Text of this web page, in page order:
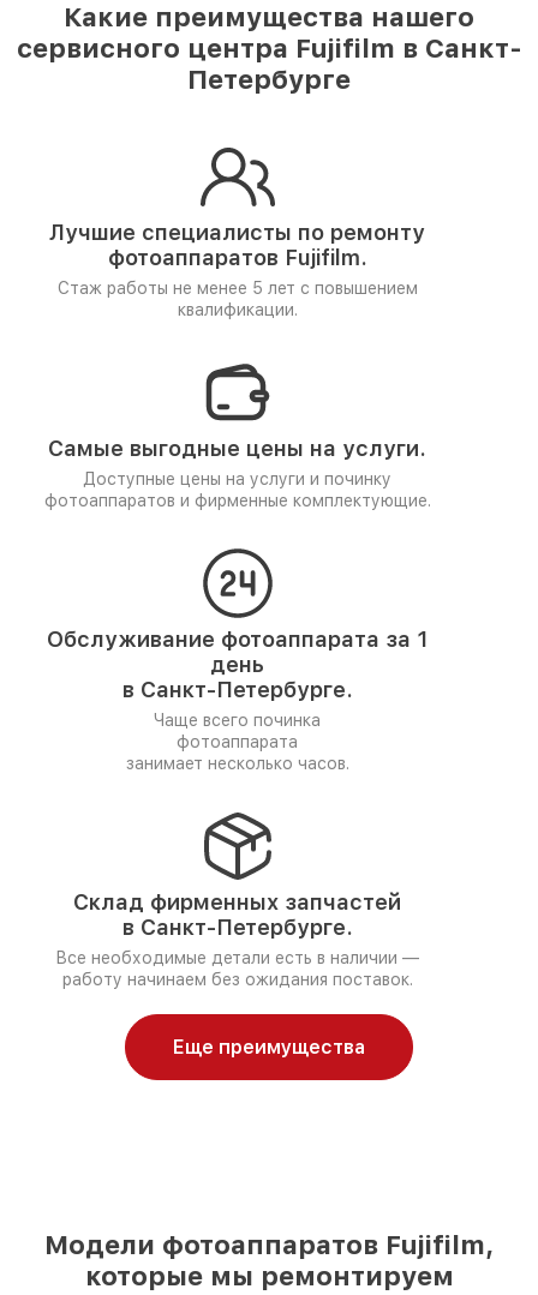
Какие преимущества нашего
сервисного центра Fujifilm в Санкт-
Петербурге
Лучшие специалисты по ремонту
фотоаппаратов Fujifilm.
Стаж работы не менее 5 лет с повышением
квалификации.
Самые выгодные цены на услуги.
Доступные цены на услуги и починку
фотоаппаратов и фирменные комплектующие.
Обслуживание фотоаппарата за 1
день
в Санкт-Петербурге.
Чаще всего починка
фотоаппарата
занимает несколько часов.
Склад фирменных запчастей
в Санкт-Петербурге.
Все необходимые детали есть в наличии —
работу начинаем без ожидания поставок.
Еще преимущества
Модели фотоаппаратов Fujifilm,
которые мы ремонтируем